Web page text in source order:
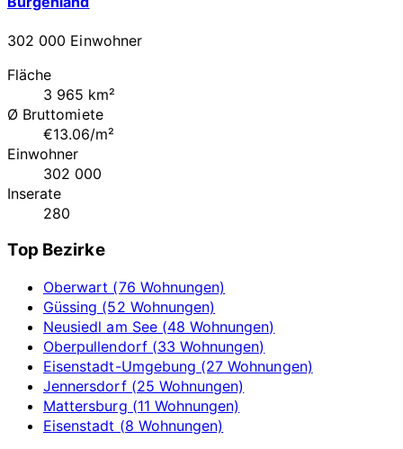
302 000 Einwohner
Fläche
3 965 km²
Ø Bruttomiete
€13.06/m²
Einwohner
302 000
Inserate
280
Top Bezirke
Oberwart (76 Wohnungen)
Güssing (52 Wohnungen)
Neusiedl am See (48 Wohnungen)
Oberpullendorf (33 Wohnungen)
Eisenstadt-Umgebung (27 Wohnungen)
Jennersdorf (25 Wohnungen)
Mattersburg (11 Wohnungen)
Eisenstadt (8 Wohnungen)